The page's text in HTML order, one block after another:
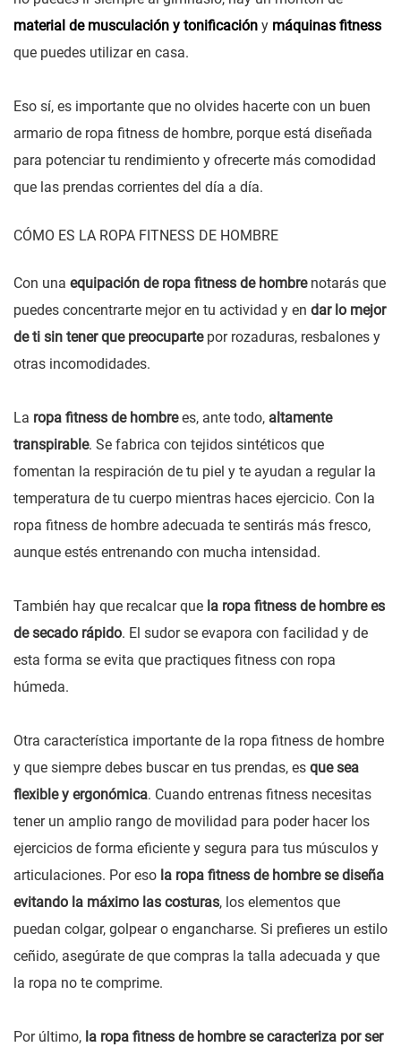
material de musculación y tonificación y máquinas fitness
que puedes utilizar en casa.
Eso sí, es importante que no olvides hacerte con un buen
armario de ropa fitness de hombre, porque está diseñada
para potenciar tu rendimiento y ofrecerte más comodidad
que las prendas corrientes del día a día.
CÓMO ES LA ROPA FITNESS DE HOMBRE
Con una equipación de ropa fitness de hombrenotarás que
puedes concentrarte mejor en tu actividad y en dar lo mejor
de ti sin tener que preocupartepor rozaduras, resbalones y
otras incomodidades.
La ropa fitness de hombrees, ante todo, altamente
transpirable. Se fabrica con tejidos sintéticos que
fomentan la respiración de tu piel y te ayudan a regular la
temperatura de tu cuerpo mientras haces ejercicio. Con la
ropa fitness de hombre adecuada te sentirás más fresco,
aunque estés entrenando con mucha intensidad.
También hay que recalcar que la ropa fitness de hombre es
de secado rápido. El sudor se evapora con facilidad y de
esta forma se evita que practiques fitness con ropa
húmeda.
Otra característica importante de la ropa fitness de hombre
y que siempre debes buscar en tus prendas, es que sea
flexible y ergonómica. Cuando entrenas fitness necesitas
tener un amplio rango de movilidad para poder hacer los
ejercicios de forma eficiente y segura para tus músculos y
articulaciones. Por eso la ropa fitness de hombre se diseña
evitando la máximo las costuras, los elementos que
puedan colgar, golpear o engancharse. Si prefieres un estilo
ceñido, asegúrate de que compras la talla adecuada y que
la ropa no te comprime.
Por último, la ropa fitness de hombre se caracteriza por ser